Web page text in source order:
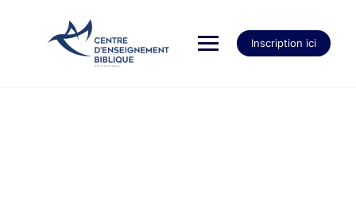
Inscription ici